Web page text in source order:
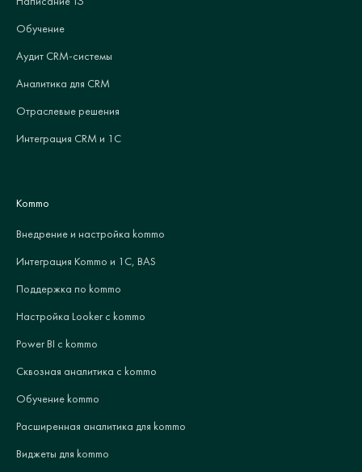
Обучение
Аудит CRM-системы
Аналитика для CRM
Отраслевые решения
Интеграция CRM и 1С
Kommo
Внедрение и настройка kommo
Интеграция Kommo и 1С, BAS
Поддержка по kommo
Настройка Looker с kommo
Power BI с kommo
Сквозная аналитика с kommo
Обучение kommo
Расширенная аналитика для kommo
Виджеты для kommo